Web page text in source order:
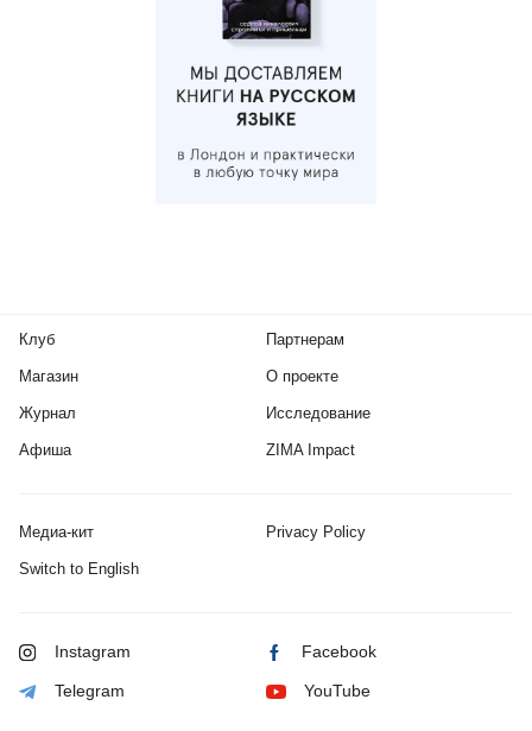
Клуб
Магазин
Журнал
Афиша
Партнерам
О проекте
Исследование
ZIMA Impact
Медиа-кит Privacy Policy
Switch to English
Instagram Facebook
Telegram YouTube